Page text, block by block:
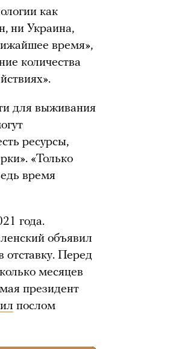
как
ни Украина,
время»,
количества
для выживания
ресурсы,
«Только
время
года.
объявил
Перед
месяцев
президент
послом